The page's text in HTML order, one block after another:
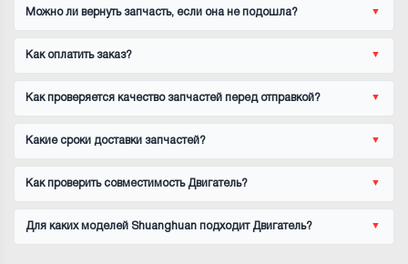
Можно ли вернуть запчасть, если она не подошла?
Как оплатить заказ?
Как проверяется качество запчастей перед отправкой?
Какие сроки доставки запчастей?
Как проверить совместимость Двигатель?
Для каких моделей Shuanghuan подходит Двигатель?